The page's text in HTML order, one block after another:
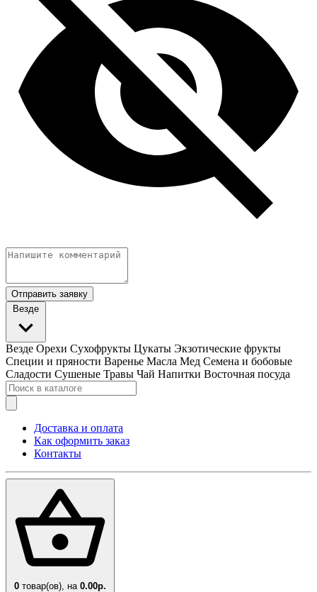
Отправить заявку
Везде
Везде Орехи Сухофрукты Цукаты Экзотические фрукты
Специи и пряности Варенье Масла Мед Семена и бобовые
Сладости Сушеные Травы Чай Напитки Восточная посуда
Доставка и оплата
Как оформить заказ
Контакты
0 товар(ов), на 0.00р.